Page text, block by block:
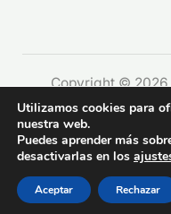
Copyright © 2026
Utilizamos cookies para
nuestra web.
Puedes aprender más
desactivarlas en los
Aceptar Rechazar